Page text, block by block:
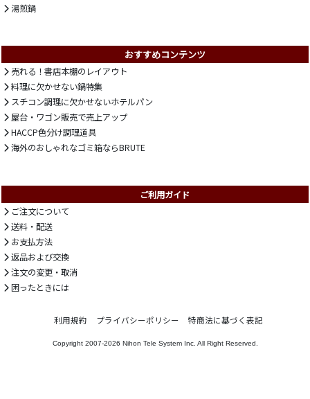
湯煎鍋
おすすめコンテンツ
売れる！書店本棚のレイアウト
料理に欠かせない鍋特集
スチコン調理に欠かせないホテルパン
屋台・ワゴン販売で売上アップ
HACCP色分け調理道具
海外のおしゃれなゴミ箱ならBRUTE
ご利用ガイド
ご注文について
送料・配送
お支払方法
返品および交換
注文の変更・取消
困ったときには
利用規約 プライバシーポリシー 特商法に基づく表記
Copyright 2007-2026 Nihon Tele System Inc. All Right Reserved.